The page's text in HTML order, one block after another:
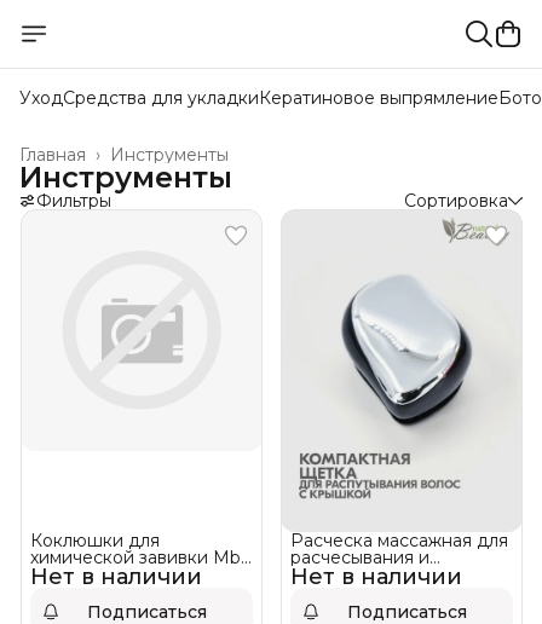
УходСредства для укладкиКератиновое выпрямление
Инструменты
Главная ›
Инструменты
Фильтры Сортировка
Нет в наличии
Коклюшки для
химической завивки Mb
7 см
Подписаться
Нет в наличии
Расческа массажная для
расчесывания и
распутывания волос с
крышкой Mb Natural
BeautyПодписаться